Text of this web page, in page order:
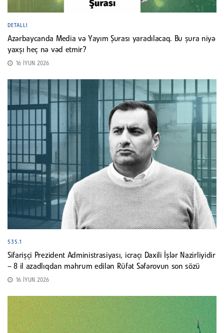
DETALLI
Azərbaycanda Media və Yayım Şurası yaradılacaq. Bu şura niyə
yaxşı heç nə vəd etmir?
16 İYUN 2026
535.1
Sifarişçi Prezident Administrasiyası, icraçı Daxili İşlər Nazirliyidir
– 8 il azadlıqdan məhrum edilən Rüfət Səfərovun son sözü
16 İYUN 2026